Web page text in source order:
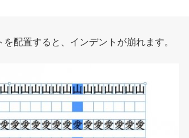
配置すると、インデントが崩れます。